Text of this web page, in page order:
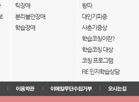
틱장애
분리불안장애
학습장애
왕따
대인기피증
사춘기증상
학습코칭이란?
학습코칭 대상
코칭 프로그램
FIE 인지학습상담